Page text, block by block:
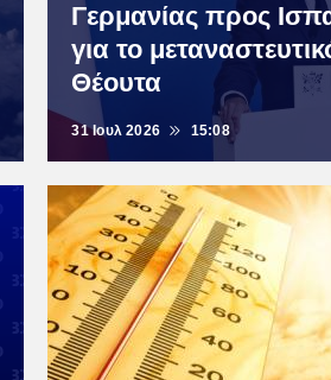
Γερμανίας προς
για το
Θέουτα
31 Ιουλ 2026 15:08